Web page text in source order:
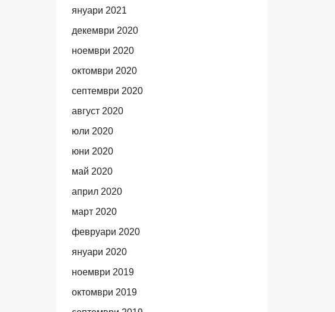
януари 2021
декември 2020
ноември 2020
октомври 2020
септември 2020
август 2020
юли 2020
юни 2020
май 2020
април 2020
март 2020
февруари 2020
януари 2020
ноември 2019
октомври 2019